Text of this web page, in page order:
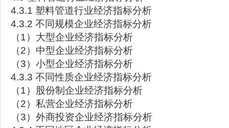
4.3.1 塑料管道行业经济指标分析
4.3.2 不同规模企业经济指标分析
（1）大型企业经济指标分析
（2）中型企业经济指标分析
（3）小型企业经济指标分析
4.3.3 不同性质企业经济指标分析
（1）股份制企业经济指标分析
（2）私营企业经济指标分析
（3）外商投资企业经济指标分析